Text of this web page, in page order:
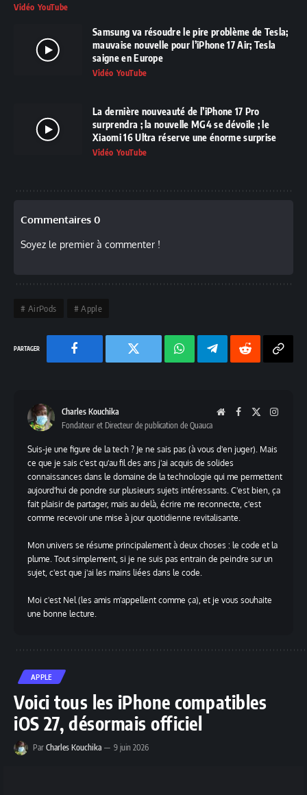
Vidéo YouTube
Samsung va résoudre le pire problème de Tesla;
mauvaise nouvelle pour l’iPhone 17 Air; Tesla
saigne en Europe
Vidéo YouTube
La dernière nouveauté de l’iPhone 17 Pro
surprendra ; la nouvelle MG4 se dévoile ; le
Xiaomi 16 Ultra réserve une énorme surprise
Vidéo YouTube
Commentaires 0
Soyez le premier à commenter !
AirPods Apple
Facebook Twitter
Chaine
TelegramReddit
Charles Kouchika WebsiteFacebook
Fondateur et Directeur de publication de Quauca
Suis-je une figure de la tech ? Je ne sais pas (à vous d'en juger). Mais
ce que je sais c'est qu'au fil des ans j'ai acquis de solides
connaissances dans le domaine de la technologie qui me permettent
aujourd'hui de pondre sur plusieurs sujets intéressants. C'est bien, ça
fait plaisir de partager, mais au delà, écrire me reconnecte, c'est
comme recevoir une mise à jour quotidienne revitalisante.
Mon univers se résume principalement à deux choses : le code et la
plume. Tout simplement, si je ne suis pas entrain de peindre sur un
sujet, c'est que j'ai les mains liées dans le code.
Moi c'est Nel (les amis m'appellent comme ça), et je vous souhaite
une bonne lecture.
APPLE
Voici tous les iPhone compatibles
iOS 27, désormais officiel
Par Charles Kouchika 9 juin 2026